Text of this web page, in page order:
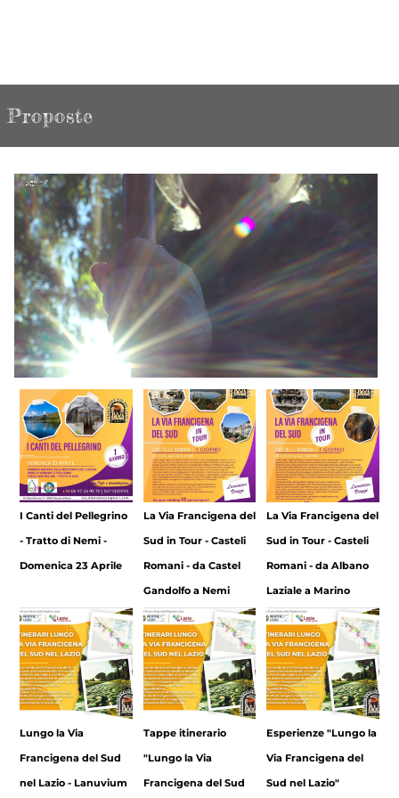
Proposte
I Canti del Pellegrino
- Tratto di Nemi -
Domenica 23 Aprile
La Via Francigena del
Sud in Tour - Casteli
Romani - da Castel
Gandolfo a Nemi
La Via Francigena del
Sud in Tour - Casteli
Romani - da Albano
Laziale a Marino
Lungo la Via
Francigena del Sud
nel Lazio - Lanuvium
Tappe itinerario
"Lungo la Via
Francigena del Sud
Esperienze "Lungo la
Via Francigena del
Sud nel Lazio"